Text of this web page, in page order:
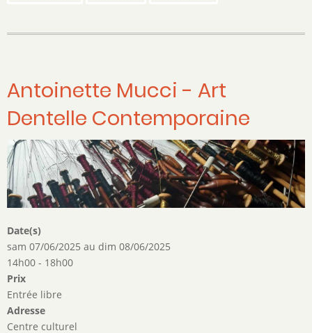
Antoinette Mucci - Art
Dentelle Contemporaine
Date(s)
sam 07/06/2025 au dim 08/06/2025
14h00 - 18h00
Prix
Entrée libre
Adresse
Centre culturel